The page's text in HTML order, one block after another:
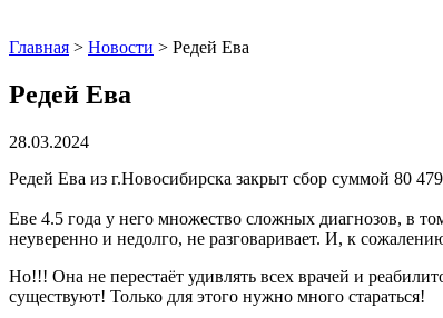
Главная > Новости > Редей Ева
Редей Ева
28.03.2024
Редей Ева из г.Новосибирска закрыт сбор суммой 80
Еве 4.5 года у него множество сложных диагнозов, в
неуверенно и недолго, не разговаривает. И, к
Но!!! Она не перестаёт удивлять всех врачей и
существуют! Только для этого нужно много стараться!